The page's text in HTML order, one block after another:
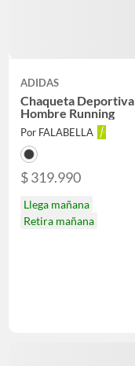
ADIDAS
Chaqueta Deportiva
Hombre Running
Por FALABELLA
$ 319.990
Llega mañana
Retira mañana